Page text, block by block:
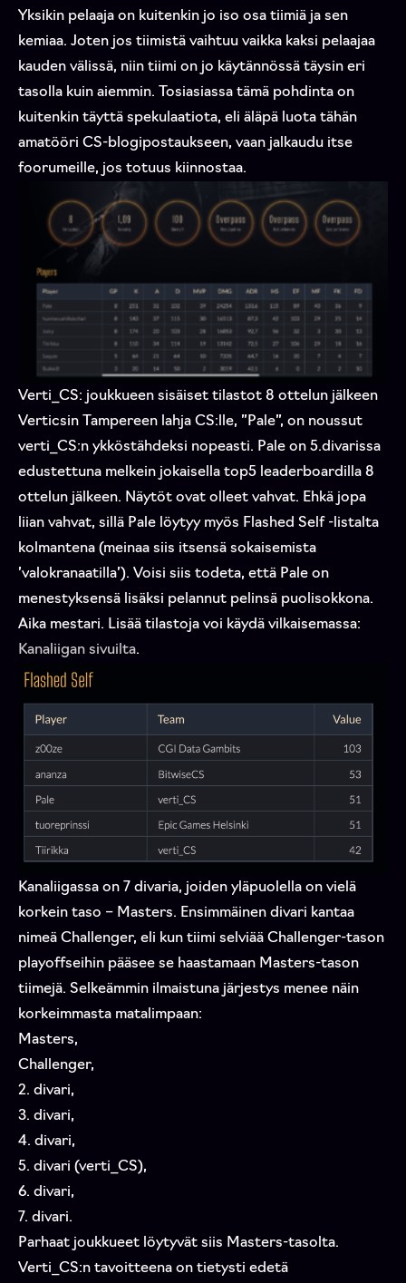
Yksikin pelaaja on kuitenkin jo iso osa tiimiä ja sen
kemiaa. Joten jos tiimistä vaihtuu vaikka kaksi pelaajaa
kauden välissä, niin tiimi on jo käytännössä täysin eri
tasolla kuin aiemmin. Tosiasiassa tämä pohdinta on
kuitenkin täyttä spekulaatiota, eli äläpä luota tähän
amatööri CS-blogipostaukseen, vaan jalkaudu itse
foorumeille, jos totuus kiinnostaa.
Verti_CS: joukkueen sisäiset tilastot 8 ottelun jälkeen
Verticsin Tampereen lahja CS:lle, ”Pale”, on noussut
verti_CS:n ykköstähdeksi nopeasti. Pale on 5.divarissa
edustettuna melkein jokaisella top5 leaderboardilla 8
ottelun jälkeen. Näytöt ovat olleet vahvat. Ehkä jopa
liian vahvat, sillä Pale löytyy myös Flashed Self -listalta
kolmantena (meinaa siis itsensä sokaisemista
’valokranaatilla’). Voisi siis todeta, että Pale on
menestyksensä lisäksi pelannut pelinsä puolisokkona.
Aika mestari. Lisää tilastoja voi käydä vilkaisemassa:
Kanaliigan sivuilta.
Kanaliigassa on 7 divaria, joiden yläpuolella on vielä
korkein taso – Masters. Ensimmäinen divari kantaa
nimeä Challenger, eli kun tiimi selviää Challenger-tason
playoffseihin pääsee se haastamaan Masters-tason
tiimejä. Selkeämmin ilmaistuna järjestys menee näin
korkeimmasta matalimpaan:
Masters,
Challenger,
2. divari,
3. divari,
4. divari,
5. divari (verti_CS),
6. divari,
7. divari.
Parhaat joukkueet löytyvät siis Masters-tasolta.
Verti_CS:n tavoitteena on tietysti edetä